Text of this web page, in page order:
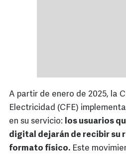
A partir de enero de 2025, la
Electricidad (CFE)
en su servicio: los usuarios
digital dejarán de recibir su
formato físico. Este